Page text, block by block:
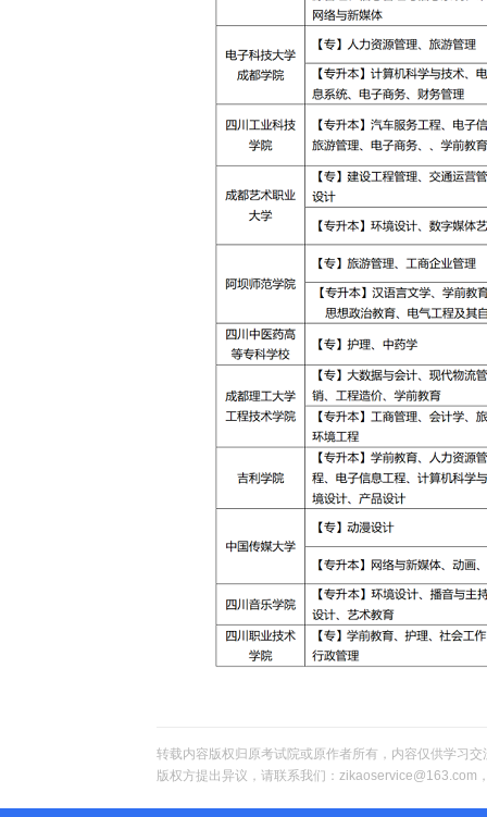
转载内容版权归原考试院或原作者所有，内容仅供学习
版权方提出异议，请联系我们：zikaoservice@163.com